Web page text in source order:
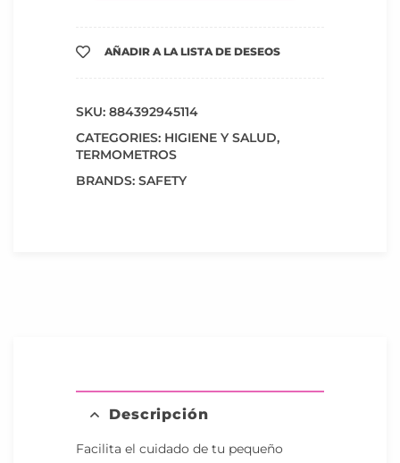
AÑADIR A LA LISTA DE DESEOS
SKU: 884392945114
CATEGORIES: HIGIENE Y SALUD,
TERMOMETROS
BRANDS: SAFETY
Descripción
Facilita el cuidado de tu pequeño